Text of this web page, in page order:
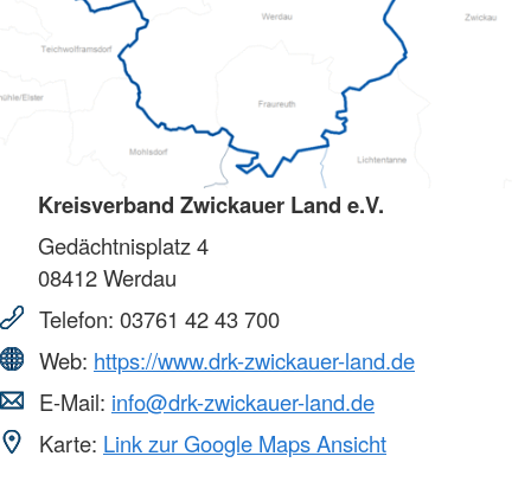
Kreisverband Zwickauer Land e.V.
Gedächtnisplatz 4
08412Werdau
Telefon: 03761 42 43 700
Web: https://www.drk-zwickauer-land.de
E-Mail: info@drk-zwickauer-land.de
Karte: Link zur Google Maps Ansicht